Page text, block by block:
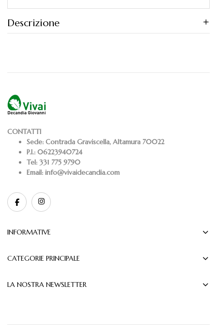
Descrizione
CONTATTI
Sede: Contrada Graviscella, Altamura 70022
P.I.: 06223940724
Tel: 331 775 9790
Email: info@vivaidecandia.com
INFORMATIVE
CATEGORIE PRINCIPALE
LA NOSTRA NEWSLETTER